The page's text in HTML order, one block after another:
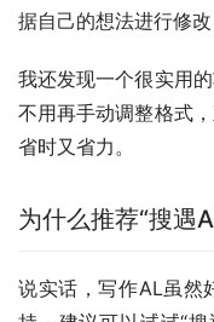
据自己的想法进行修
我还发现一个很实用
不用再手动调整格式
省时又省力。
为什么推荐“搜遇
说实话，写作AL虽然